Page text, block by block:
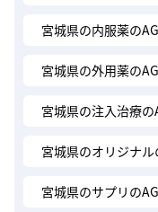
宮城県の内服薬の
宮城県の外用薬の
宮城県の注入治療
宮城県のオリジナ
宮城県のサプリの